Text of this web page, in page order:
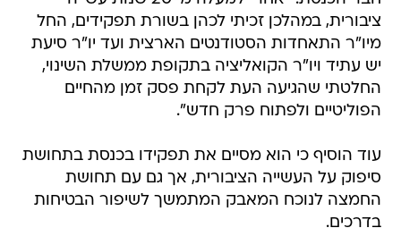
ציבורית, במהלכן זכיתי לכהן בשורת תפקידים, החל
מיו"ר התאחדות הסטודנטים הארצית ועד יו"ר סיעת
יש עתיד ויו"ר הקואליציה בתקופת ממשלת השינוי,
החלטתי שהגיעה העת לקחת פסק זמן מהחיים
הפוליטיים ולפתוח פרק חדש".
עוד הוסיף כי הוא מסיים את תפקידו בכנסת בתחושת
סיפוק על העשייה הציבורית, אך גם עם תחושת
החמצה לנוכח המאבק המתמשך לשיפור הבטיחות
בדרכים.